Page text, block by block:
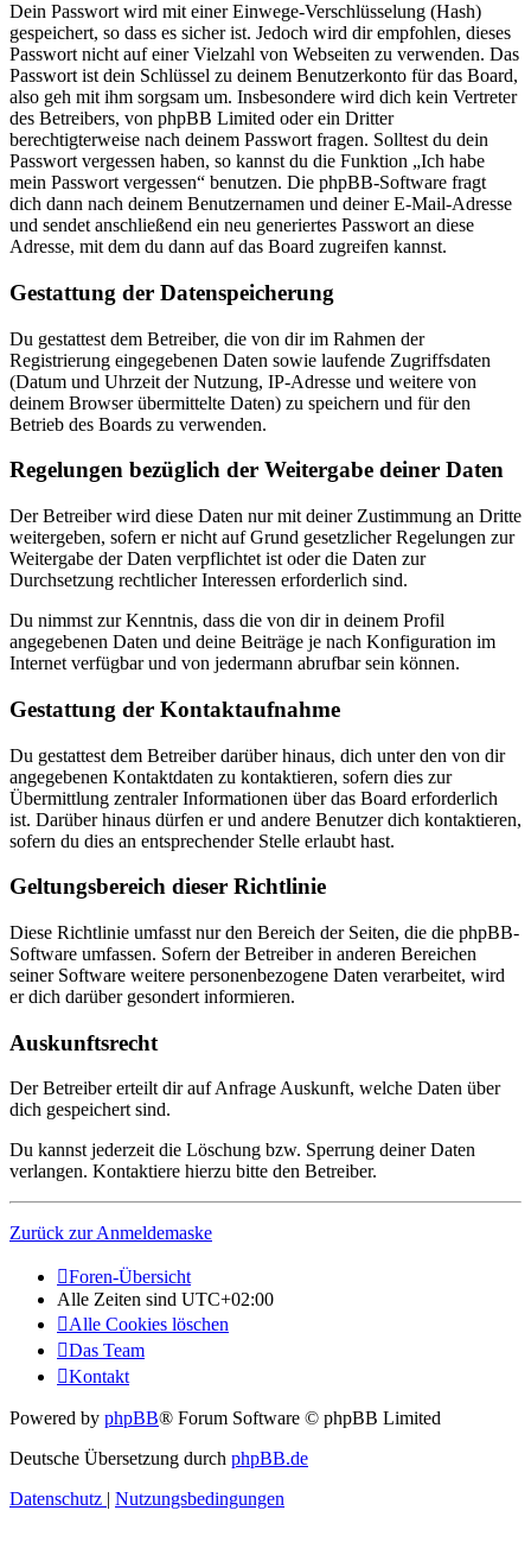
Dein Passwort wird mit einer Einwege-Verschlüsselung (Hash)
gespeichert, so dass es sicher ist. Jedoch wird dir empfohlen, dieses
Passwort nicht auf einer Vielzahl von Webseiten zu verwenden. Das
Passwort ist dein Schlüssel zu deinem Benutzerkonto für das Board,
also geh mit ihm sorgsam um. Insbesondere wird dich kein Vertreter
des Betreibers, von phpBB Limited oder ein Dritter
berechtigterweise nach deinem Passwort fragen. Solltest du dein
Passwort vergessen haben, so kannst du die Funktion „Ich habe
mein Passwort vergessen“ benutzen. Die phpBB-Software fragt
dich dann nach deinem Benutzernamen und deiner E-Mail-Adresse
und sendet anschließend ein neu generiertes Passwort an diese
Adresse, mit dem du dann auf das Board zugreifen kannst.
Gestattung der Datenspeicherung
Du gestattest dem Betreiber, die von dir im Rahmen der
Registrierung eingegebenen Daten sowie laufende Zugriffsdaten
(Datum und Uhrzeit der Nutzung, IP-Adresse und weitere von
deinem Browser übermittelte Daten) zu speichern und für den
Betrieb des Boards zu verwenden.
Regelungen bezüglich der Weitergabe deiner Daten
Der Betreiber wird diese Daten nur mit deiner Zustimmung an Dritte
weitergeben, sofern er nicht auf Grund gesetzlicher Regelungen zur
Weitergabe der Daten verpflichtet ist oder die Daten zur
Durchsetzung rechtlicher Interessen erforderlich sind.
Du nimmst zur Kenntnis, dass die von dir in deinem Profil
angegebenen Daten und deine Beiträge je nach Konfiguration im
Internet verfügbar und von jedermann abrufbar sein können.
Gestattung der Kontaktaufnahme
Du gestattest dem Betreiber darüber hinaus, dich unter den von dir
angegebenen Kontaktdaten zu kontaktieren, sofern dies zur
Übermittlung zentraler Informationen über das Board erforderlich
ist. Darüber hinaus dürfen er und andere Benutzer dich kontaktieren,
sofern du dies an entsprechender Stelle erlaubt hast.
Geltungsbereich dieser Richtlinie
Diese Richtlinie umfasst nur den Bereich der Seiten, die die phpBB-
Software umfassen. Sofern der Betreiber in anderen Bereichen
seiner Software weitere personenbezogene Daten verarbeitet, wird
er dich darüber gesondert informieren.
Auskunftsrecht
Der Betreiber erteilt dir auf Anfrage Auskunft, welche Daten über
dich gespeichert sind.
Du kannst jederzeit die Löschung bzw. Sperrung deiner Daten
verlangen. Kontaktiere hierzu bitte den Betreiber.
Zurück zur Anmeldemaske
Foren-Übersicht
Alle Zeiten sind UTC+02:00
Alle Cookies löschen
Das Team
Kontakt
Powered by phpBB® Forum Software © phpBB Limited
Deutsche Übersetzung durch phpBB.de
Datenschutz | Nutzungsbedingungen